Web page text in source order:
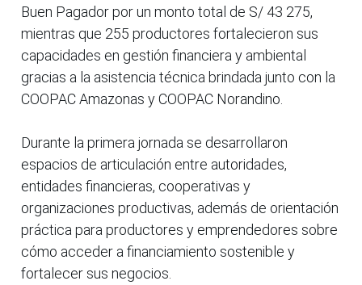
Buen Pagador por un monto total de S/ 43 275,
mientras que 255 productores fortalecieron sus
capacidades en gestión financiera y ambiental
gracias a la asistencia técnica brindada junto con la
COOPAC Amazonas y COOPAC Norandino.
Durante la primera jornada se desarrollaron
espacios de articulación entre autoridades,
entidades financieras, cooperativas y
organizaciones productivas, además de orientación
práctica para productores y emprendedores sobre
cómo acceder a financiamiento sostenible y
fortalecer sus negocios.